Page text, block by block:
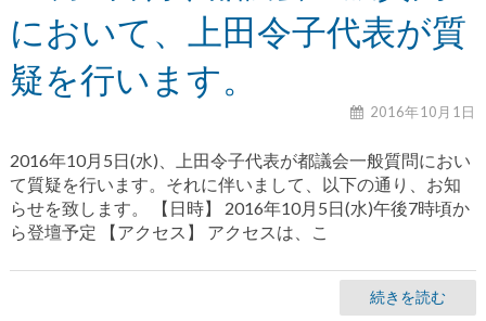
において、上田令子代表が質
疑を行います。
2016年10月1日
2016年10月5日(水)、上田令子代表が都議会一般質問におい
て質疑を行います。それに伴いまして、以下の通り、お知
らせを致します。 【日時】 2016年10月5日(水)午後7時頃か
ら登壇予定 【アクセス】 アクセスは、こ
続きを読む